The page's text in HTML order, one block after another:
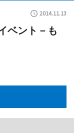
2014.11.13
ベント－も